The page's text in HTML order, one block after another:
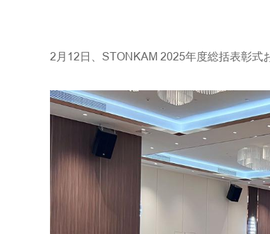
2月12日、STONKAM 2025年度総括表彰式